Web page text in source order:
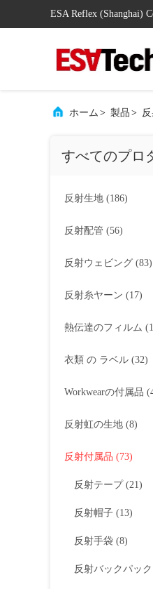
ESA Reflex (Shanghai)
ホーム > 製品 >
すべてのプロ
反射生地 (186)
反射配管 (56)
反射ウェビング (83)
反射糸ヤーン (17)
熱伝達のフィルム
衣類 の ラベル (32)
Workwearの付属品
反射虹の生地 (8)
反射付属品 (73)
反射テープ (21)
反射帽子 (13)
反射手袋 (8)
反射バックパック